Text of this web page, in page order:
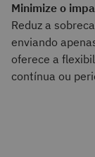
Minimize o
Reduz a
enviando
oferece a
contínua ou